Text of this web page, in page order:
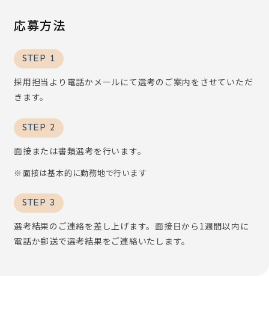
応募方法
STEP 1
採用担当より電話かメールにて選考のご案内をさせていただ
きます。
STEP 2
面接または書類選考を行います。
面接は基本的に勤務地で行います
STEP 3
選考結果のご連絡を差し上げます。面接日から1週間以内に
電話か郵送で選考結果をご連絡いたします。